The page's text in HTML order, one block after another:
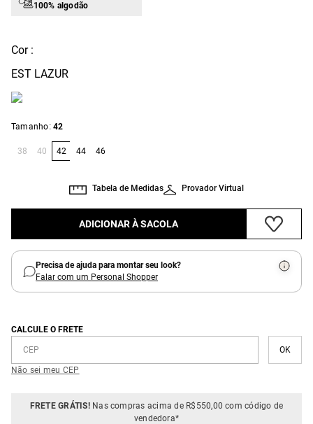
100% algodão
Cor :
EST LAZUR
Tamanho: 42
38 40 42 44 46
Provador Virtual
Tabela de Medidas
ADICIONAR À SACOLA
Precisa de ajuda para montar seu look?
Falar com um Personal Shopper
CALCULE O FRETE
Não sei meu CEP
FRETE GRÁTIS!Nas compras acima de R$550,00 com código de
vendedora*
vestido curto